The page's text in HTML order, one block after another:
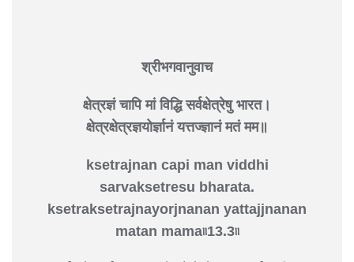
श्रीभगवानुवाच
क्षेत्रज्ञं चापि मां विद्धि सर्वक्षेत्रेषु भारत।
क्षेत्रक्षेत्रज्ञयोर्ज्ञानं यत्तज्ज्ञानं मतं मम॥
ksetrajnan capi man viddhi
sarvaksetresu bharata.
ksetraksetrajnayorjnanan yattajjnanan
matan mama৷৷13.3৷৷